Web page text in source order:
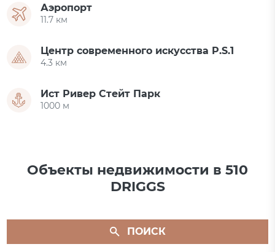
Аэропорт
11.7 км
Центр современного искусства P.S.1
4.3 км
Ист Ривер Стейт Парк
1000 м
Объекты недвижимости в 510
DRIGGS
ПОИСК